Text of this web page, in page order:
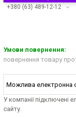
+380 (63) 489-12-12
повернення товару
У компанії підключені
сайту.